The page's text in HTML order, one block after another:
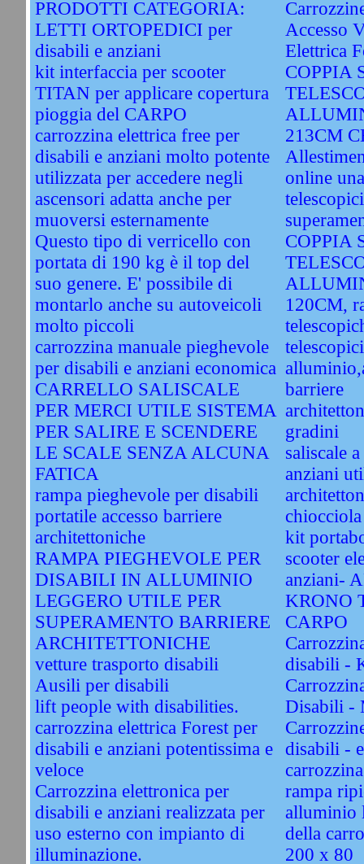
PRODOTTI CATEGORIA:
LETTI ORTOPEDICI per
disabili e anziani
kit interfaccia per scooter
TITAN per applicare copertura
pioggia del CARPO
carrozzina elettrica free per
disabili e anziani molto potente
utilizzata per accedere negli
ascensori adatta anche per
muoversi esternamente
Questo tipo di verricello con
portata di 190 kg è il top del
suo genere. E' possibile di
montarlo anche su autoveicoli
molto piccoli
carrozzina manuale pieghevole
per disabili e anziani economica
CARRELLO SALISCALE
PER MERCI UTILE SISTEMA
PER SALIRE E SCENDERE
LE SCALE SENZA ALCUNA
FATICA
rampa pieghevole per disabili
portatile accesso barriere
architettoniche
RAMPA PIEGHEVOLE PER
DISABILI IN ALLUMINIO
LEGGERO UTILE PER
SUPERAMENTO BARRIERE
ARCHITETTONICHE
vetture trasporto disabili
Ausili per disabili
lift people with disabilities.
carrozzina elettrica Forest per
disabili e anziani potentissima e
veloce
Carrozzina elettronica per
disabili e anziani realizzata per
uso esterno con impianto di
illuminazione.
Accesso
Elettrica
COPPIA
213CM
online
COPPIA
120CM,
barriere
gradini
saliscale
anziani
chiocciola
kit
scooter
anziani-
KRONO
CARPO
disabili -
Disabili -
disabili -
rampa
alluminio
della
200 x 80